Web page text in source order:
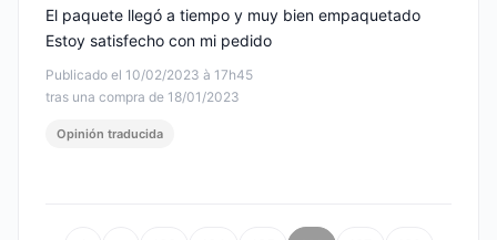
Publicado el 10/02/2023 à 17h45
tras una compra de 18/01/2023
El paquete llegó a tiempo y muy bien empaquetado
Estoy satisfecho con mi pedido
Opinión traducida